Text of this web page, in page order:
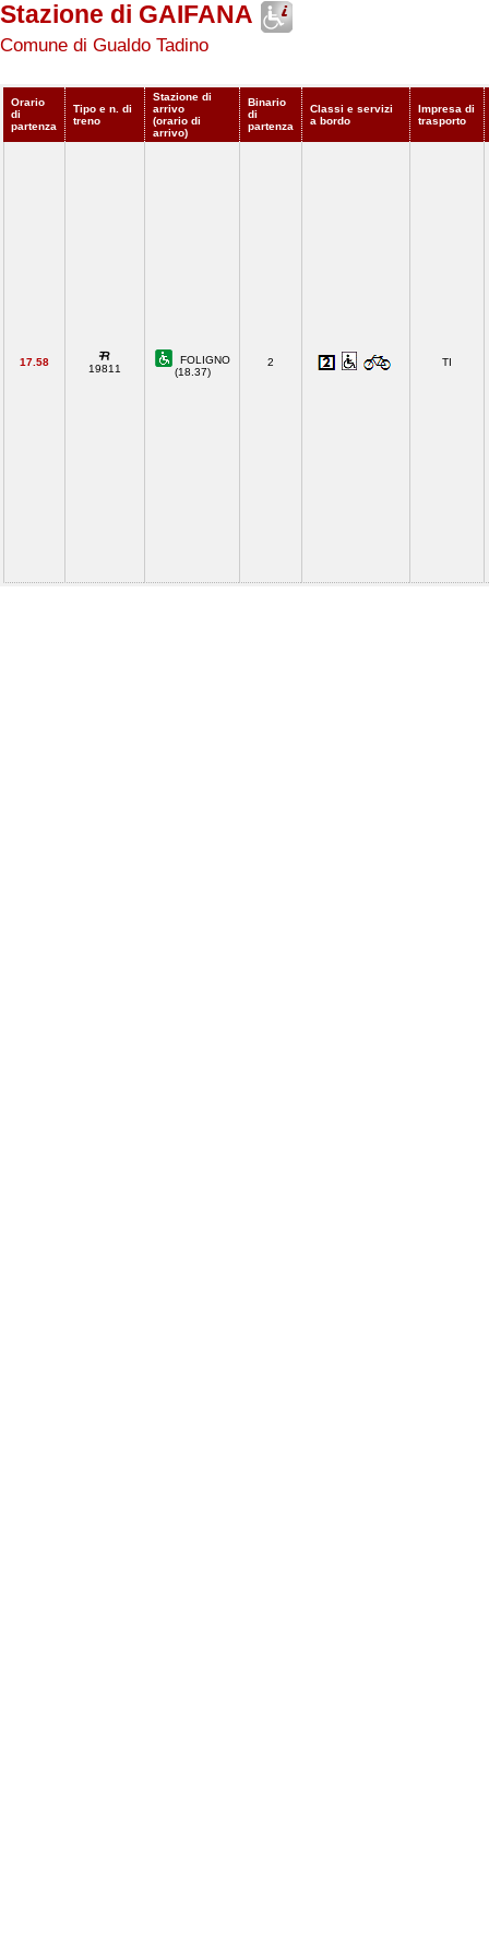
Stazione di GAIFANA
Comune di Gualdo Tadino
Orario
di
partenza
Tipo e n. di
treno
Stazione di
arrivo
(orario di
arrivo)
Binario
di
partenza
Classi e servizi
a bordo
Impresa di
trasporto
17.58
19811
FOLIGNO
(18.37)
2 TI